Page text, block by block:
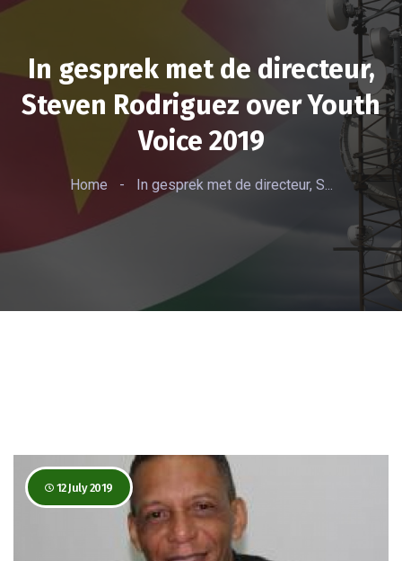
In gesprek met de directeur,
Steven Rodriguez over Youth
Voice 2019
Home - In gesprek met de directeur, S...
12 July 2019